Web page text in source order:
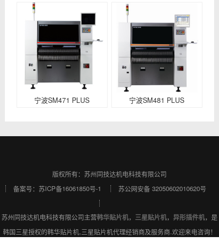
宁波SM471 PLUS 宁波SM481 PLUS
版权所有：苏州同技达机电科技有限公司
备案号： 苏ICP备16061850号-1 苏公网安备 32050602010620号
苏州同技达机电科技有限公司主营韩华贴片机， 三星贴片机， 异形插件机，是
韩国三星授权的韩华贴片机,三星贴片机代理经销商及服务商.欢迎来电咨询！